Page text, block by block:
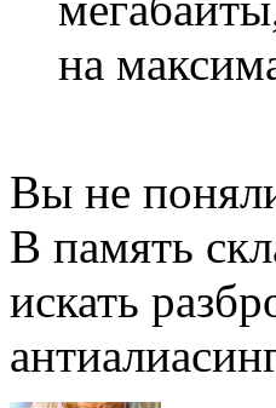
на
Вы не
В память
искать